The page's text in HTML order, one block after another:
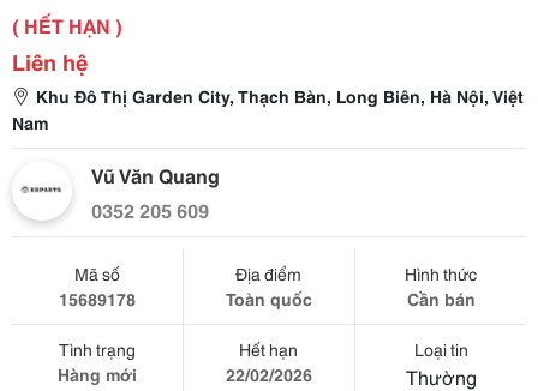
( HẾT HẠN )
Liên hệ
Khu Đô Thị Garden City, Thạch Bàn, Long Biên, Hà Nội, Việt
Nam
Vũ Văn Quang
0352 205 609
Mã số
15689178
Địa điểm
Toàn quốc
Hình thức
Cần bán
Tình trạng
Hàng mới
Hết hạn
22/02/2026
Loại tin
Thường